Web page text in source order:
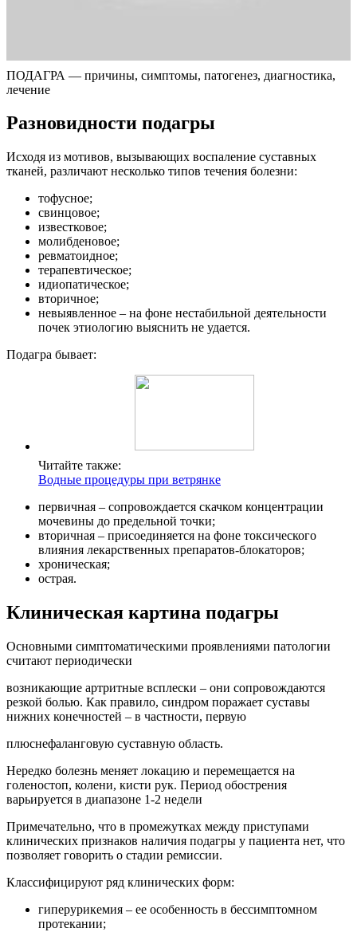
ПОДАГРА — причины, симптомы, патогенез, диагностика,
лечение
Разновидности подагры
Исходя из мотивов, вызывающих воспаление суставных
тканей, различают несколько типов течения болезни:
тофусное;
свинцовое;
известковое;
молибденовое;
ревматоидное;
терапевтическое;
идиопатическое;
вторичное;
невыявленное – на фоне нестабильной деятельности
почек этиологию выяснить не удается.
Подагра бывает:
Читайте также:
Водные процедуры при ветрянке
первичная – сопровождается скачком концентрации
мочевины до предельной точки;
вторичная – присоединяется на фоне токсического
влияния лекарственных препаратов-блокаторов;
хроническая;
острая.
Клиническая картина подагры
Основными симптоматическими проявлениями патологии
считают периодически
возникающие артритные всплески – они сопровождаются
резкой болью. Как правило, синдром поражает суставы
нижних конечностей – в частности, первую
плюснефаланговую суставную область.
Нередко болезнь меняет локацию и перемещается на
голеностоп, колени, кисти рук. Период обострения
варьируется в диапазоне 1-2 недели
Примечательно, что в промежутках между приступами
клинических признаков наличия подагры у пациента нет, что
позволяет говорить о стадии ремиссии.
Классифицируют ряд клинических форм:
гиперурикемия – ее особенность в бессимптомном
протекании;